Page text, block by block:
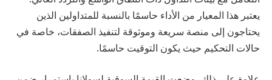
يعتبر هذا المعيار من الأداء حاسمًا بالنسبة للمتداولين الذين
يحتاجون إلى منصة سريعة وموثوقة لتنفيذ الصفقات، خاصة في
حالات التحكيم حيث يكون التوقيت حاسمًا.